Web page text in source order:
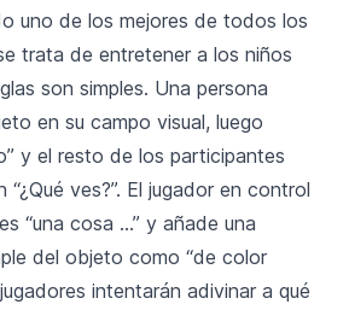
uno de los mejores de todos los
trata de entretener a los niños
son simples. Una persona
en su campo visual, luego
y el resto de los participantes
ves?”. El jugador en control
“una cosa …” y añade una
del objeto como “de color
intentarán adivinar a qué